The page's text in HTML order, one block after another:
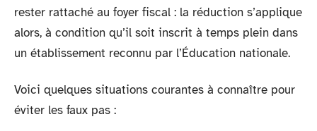
rester rattaché au foyer fiscal : la réduction s’applique
alors, à condition qu’il soit inscrit à temps plein dans
un établissement reconnu par l’Éducation nationale.
Voici quelques situations courantes à connaître pour
éviter les faux pas :